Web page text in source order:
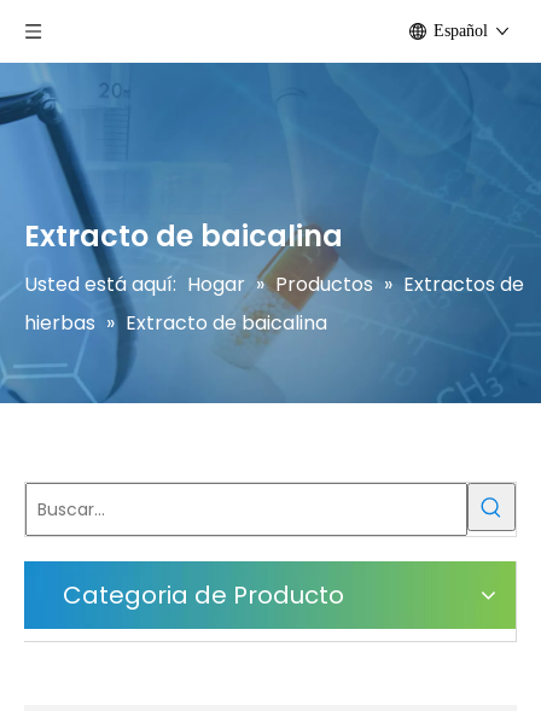
Español
Extracto de baicalina
Usted está aquí: Hogar » Productos » Extractos de
hierbas » Extracto de baicalina
Categoria de Producto